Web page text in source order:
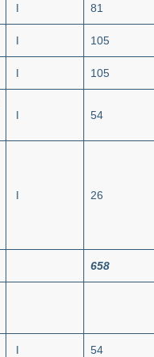
I 81
I 105
I 105
I 54
I 26
658
I 54